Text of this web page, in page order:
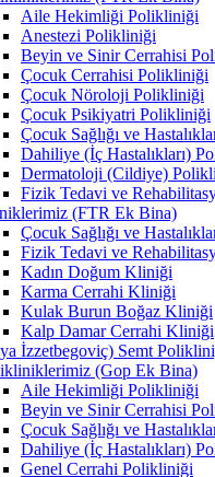
Aile Hekimliği Polikliniği
Anestezi Polikliniği
Beyin ve Sinir Cerrahisi
Çocuk Cerrahisi Polikliniği
Çocuk Nöroloji Polikliniği
Çocuk Psikiyatri Polikliniği
Çocuk Sağlığı ve
Dahiliye (İç Hastalıkları)
Dermatoloji (Cildiye)
Fizik Tedavi ve
(FTR Ek Bina)
Çocuk Sağlığı ve
Fizik Tedavi ve
Kadın Doğum Kliniği
Karma Cerrahi Kliniği
Kulak Burun Boğaz Kliniği
Kalp Damar Cerrahi Kliniği
İzzetbegoviç) Semt
(Gop Ek Bina)
Aile Hekimliği Polikliniği
Beyin ve Sinir Cerrahisi
Çocuk Sağlığı ve
Dahiliye (İç Hastalıkları)
Genel Cerrahi Polikliniği